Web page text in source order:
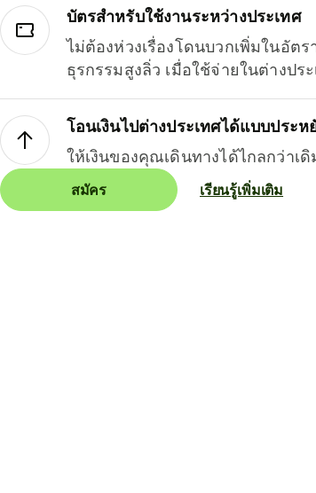
บัตรสำหรับใช้งานระหว่างประเทศ
ไม่ต้องห่วงเรื่องโดนบวกเพิ่มในอัต
ธุรกรรมสูงลิ่ว เมื่อใช้จ่ายในต่างปร
โอนเงินไปต่างประเทศได้แบบประ
ให้เงินของคุณเดินทางได้ไกลกว่าเดิ
สมัคร เรียนรู้เพิ่มเติม